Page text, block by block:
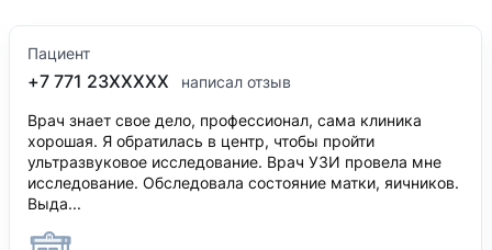
Пациент
+7 771 23XXXXX написал отзыв
Врач знает свое дело, профессионал, сама клиника
хорошая. Я обратилась в центр, чтобы пройти
ультразвуковое исследование. Врач УЗИ провела мне
исследование. Обследовала состояние матки, яичников.
Выда...